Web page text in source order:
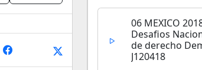
06 MEXICO
Desafios
de derecho
J120418